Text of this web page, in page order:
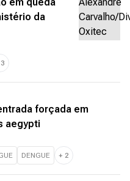
da
3
forçada em
aegypti
DENGUE + 2